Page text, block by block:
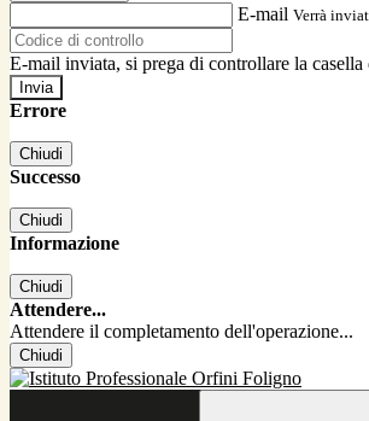
E-mail Verrà
E-mail inviata, si prega di controllare la casella
Errore
Chiudi
Successo
Chiudi
Informazione
Chiudi
Attendere...
Attendere il completamento dell'operazione...
Chiudi